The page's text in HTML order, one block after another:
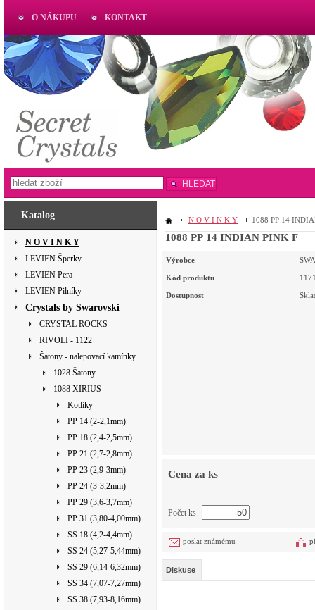
Katalog
N O V I N K Y
LEVIEN Šperky
LEVIEN Pera
LEVIEN Pilníky
Crystals by Swarovski
CRYSTAL ROCKS
RIVOLI - 1122
Šatony - nalepovací kamínky
1028 Šatony
1088 XIRIUS
Kotlíky
PP 14 (2-2,1mm)
PP 18 (2,4-2,5mm)
PP 21 (2,7-2,8mm)
PP 23 (2,9-3mm)
PP 24 (3-3,2mm)
PP 29 (3,6-3,7mm)
PP 31 (3,80-4,00mm)
SS 18 (4,2-4,4mm)
SS 24 (5,27-5,44mm)
SS 29 (6,14-6,32mm)
SS 34 (7,07-7,27mm)
SS 38 (7,93-8,16mm)
N O V I N K Y 1088 PP 14
1088 PP 14 INDIAN PINK F
Výrobce
Kód produktu
Dostupnost
Cena za ks
Počet ks
poslat známému
Diskuse
O NÁKUPU KONTAKT
AKTUAL
www.aktual-koralky.cz
HLEDAT